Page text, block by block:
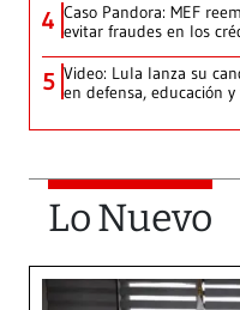
4 Caso Pandora: MEF
evitar fraudes en los
5 Video: Lula lanza su
en defensa, educación
Lo Nuevo